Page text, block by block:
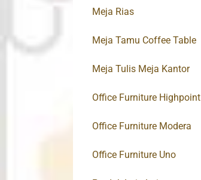
Meja Rias
Meja Tamu Coffee Table
Meja Tulis Meja Kantor
Office Furniture Highpoint
Office Furniture Modera
Office Furniture Uno